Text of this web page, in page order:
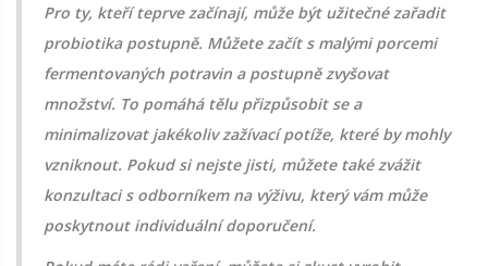
Pro ty, kteří teprve začínají, může být užitečné zařadit
probiotika postupně. Můžete začít s malými porcemi
fermentovaných potravin a postupně zvyšovat
množství. To pomáhá tělu přizpůsobit se a
minimalizovat jakékoliv zažívací potíže, které by mohly
vzniknout. Pokud si nejste jisti, můžete také zvážit
konzultaci s odborníkem na výživu, který vám může
poskytnout individuální doporučení.